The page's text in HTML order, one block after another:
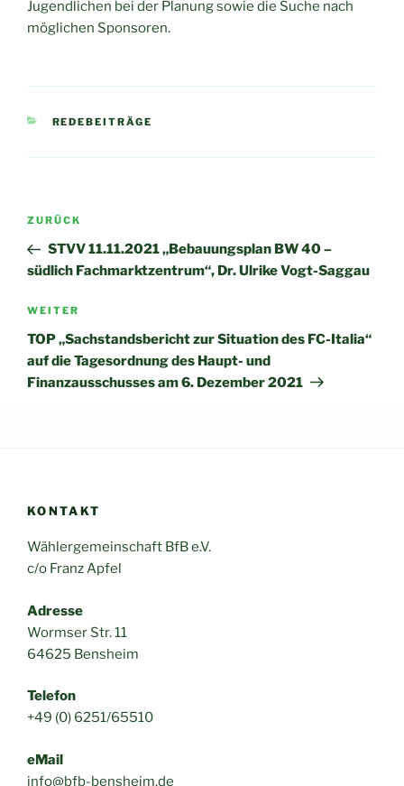
Jugendlichen bei der Planung sowie die Suche nach
möglichen Sponsoren.
KATEGORIEN
REDEBEITRÄGE
Beitragsnavigation
Vorheriger
Beitrag
ZURÜCK
STVV 11.11.2021 „Bebauungsplan BW 40 –
südlich Fachmarktzentrum“, Dr. Ulrike Vogt-Saggau
Nächster
Beitrag
WEITER
TOP „Sachstandsbericht zur Situation des FC-Italia“
auf die Tagesordnung des Haupt- und
Finanzausschusses am 6. Dezember 2021
KONTAKT
Wählergemeinschaft BfB e.V.
c/o Franz Apfel
Adresse
Wormser Str. 11
64625 Bensheim
Telefon
+49 (0) 6251/65510
eMail
info@bfb-bensheim.de